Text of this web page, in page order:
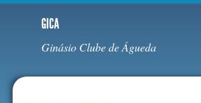
GICA
Ginásio Clube de Águeda